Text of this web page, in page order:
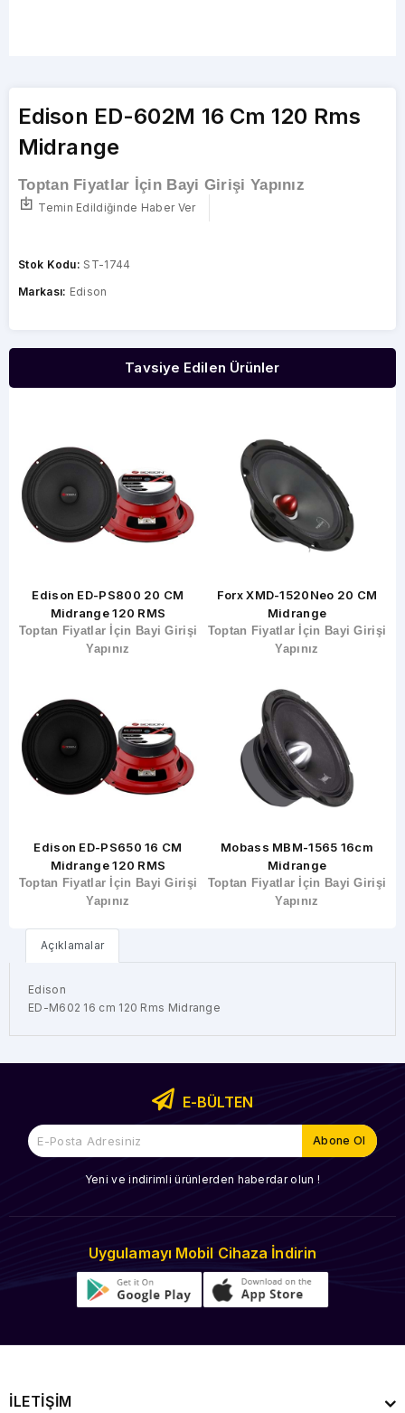
Edison ED-602M 16 Cm 120 Rms
Midrange
Toptan Fiyatlar İçin Bayi Girişi Yapınız
Temin Edildiğinde Haber Ver
Stok Kodu: ST-1744
Markası: Edison
Tavsiye Edilen Ürünler
Edison ED-PS800 20 CM
Midrange 120 RMS
Toptan Fiyatlar İçin Bayi Girişi
Yapınız
Edison ED-PS650 16 CM
Midrange 120 RMS
Toptan Fiyatlar İçin Bayi Girişi
Yapınız
Forx XMD-1520Neo 20 CM
Midrange
Toptan Fiyatlar İçin Bayi Girişi
Yapınız
Mobass MBM-1565 16cm
Midrange
Toptan Fiyatlar İçin Bayi Girişi
Yapınız
Açıklamalar
Edison
ED-M602 16 cm 120 Rms Midrange
E-BÜLTEN
Yeni ve indirimli ürünlerden haberdar olun !
Uygulamayı Mobil Cihaza İndirin
İLETİŞİM